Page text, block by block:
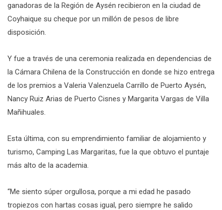
ganadoras de la Región de Aysén recibieron en la ciudad de
Coyhaique su cheque por un millón de pesos de libre
disposición.
Y fue a través de una ceremonia realizada en dependencias de
la Cámara Chilena de la Construcción en donde se hizo entrega
de los premios a Valeria Valenzuela Carrillo de Puerto Aysén,
Nancy Ruiz Arias de Puerto Cisnes y Margarita Vargas de Villa
Mañihuales.
Esta última, con su emprendimiento familiar de alojamiento y
turismo, Camping Las Margaritas, fue la que obtuvo el puntaje
más alto de la academia.
“Me siento súper orgullosa, porque a mi edad he pasado
tropiezos con hartas cosas igual, pero siempre he salido